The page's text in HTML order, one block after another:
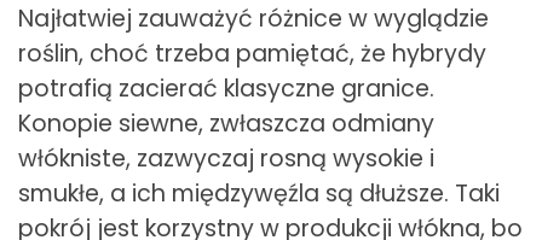
Najłatwiej zauważyć różnice w wyglądzie
roślin, choć trzeba pamiętać, że hybrydy
potrafią zacierać klasyczne granice.
Konopie siewne, zwłaszcza odmiany
włókniste, zazwyczaj rosną wysokie i
smukłe, a ich międzywęźla są dłuższe. Taki
pokrój jest korzystny w produkcji włókna, bo